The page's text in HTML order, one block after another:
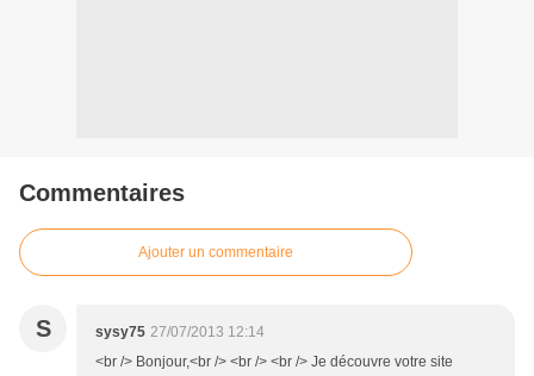
Commentaires
Ajouter un commentaire
S sysy75 27/07/2013 12:14
<br /> Bonjour,<br /> <br /> <br /> Je découvre votre site